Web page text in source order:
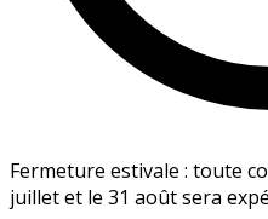
Fermeture estivale : toute
juillet et le 31 août sera